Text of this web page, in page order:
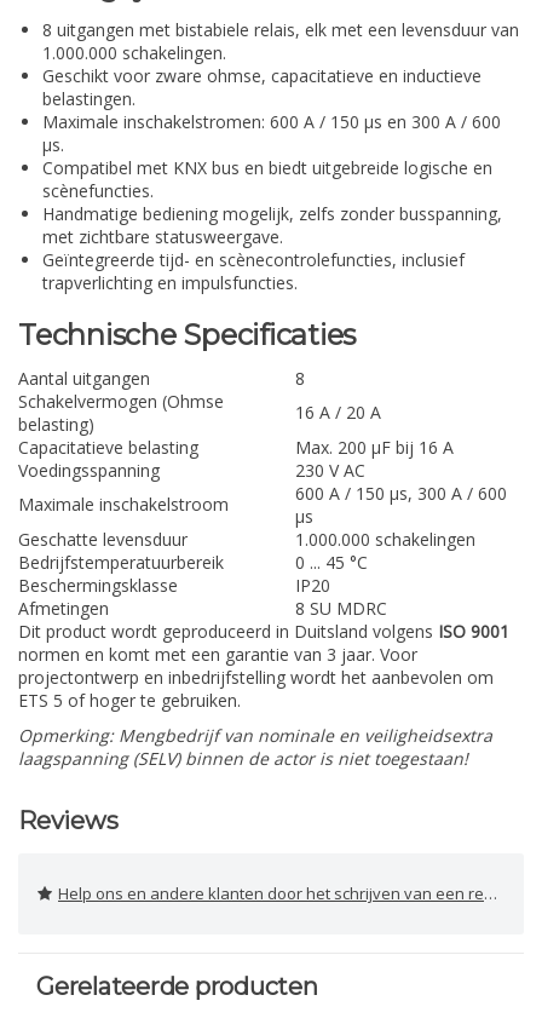
8 uitgangen met bistabiele relais, elk met een levensduur van
1.000.000 schakelingen.
Geschikt voor zware ohmse, capacitatieve en inductieve
belastingen.
Maximale inschakelstromen: 600 A / 150 µs en 300 A / 600
µs.
Compatibel met KNX bus en biedt uitgebreide logische en
scènefuncties.
Handmatige bediening mogelijk, zelfs zonder busspanning,
met zichtbare statusweergave.
Geïntegreerde tijd- en scènecontrolefuncties, inclusief
trapverlichting en impulsfuncties.
Technische Specificaties
Aantal uitgangen
8
Schakelvermogen (Ohmse
belasting)
16 A / 20 A
Capacitatieve belasting
Max. 200 µF bij 16 A
Voedingsspanning
230 V AC
Maximale inschakelstroom
600 A / 150 µs, 300 A / 600
µs
Geschatte levensduur
1.000.000 schakelingen
Bedrijfstemperatuurbereik
0 ... 45 °C
Beschermingsklasse
IP20
Afmetingen
8 SU MDRC
Dit product wordt geproduceerd in Duitsland volgens ISO 9001
normen en komt met een garantie van 3 jaar. Voor
projectontwerp en inbedrijfstelling wordt het aanbevolen om
ETS 5 of hoger te gebruiken.
Opmerking: Mengbedrijf van nominale en veiligheidsextra
laagspanning (SELV) binnen de actor is niet toegestaan!
Reviews
Help ons en andere klanten door het schrijven van een review
Gerelateerde producten